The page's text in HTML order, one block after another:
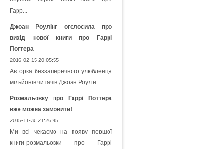
Гарр...
Джоан Роулінг оголосила про
вихід нової книги про Гаррі
Поттера
2016-02-15 20:05:55
Авторка беззаперечного улюбленця
мільйонів читачів Джоан Роулін...
Розмальовку про Гаррі Поттера
вже можна замовити!
2015-11-30 21:26:45
Ми всі чекаємо на появу першої
книги-розмальовки про Гаррі